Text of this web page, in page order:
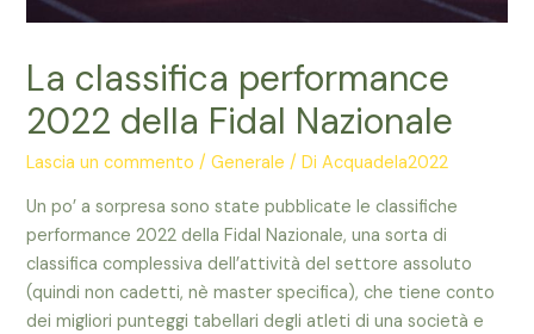
La classifica performance
2022 della Fidal Nazionale
Lascia un commento /Generale / DiAcquadela2022
Un po’ a sorpresa sono state pubblicate le classifiche
performance 2022 della Fidal Nazionale, una sorta di
classifica complessiva dell’attività del settore assoluto
(quindi non cadetti, nè master specifica), che tiene conto
dei migliori punteggi tabellari degli atleti di una società e